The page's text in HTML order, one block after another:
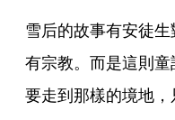
雪后的故事有安徒
有宗教。而是這則
要走到那樣的境地，